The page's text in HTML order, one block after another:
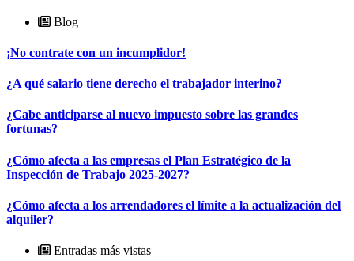
Blog
¡No contrate con un incumplidor!
¿A qué salario tiene derecho el trabajador interino?
¿Cabe anticiparse al nuevo impuesto sobre las grandes
fortunas?
¿Cómo afecta a las empresas el Plan Estratégico de la
Inspección de Trabajo 2025-2027?
¿Cómo afecta a los arrendadores el límite a la actualización del
alquiler?
Entradas más vistas